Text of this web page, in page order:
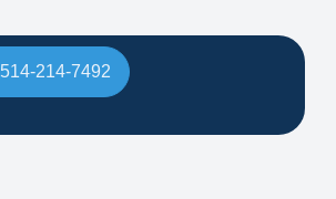
514-214-7492